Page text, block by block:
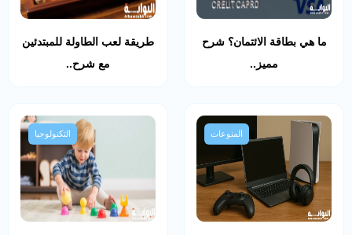
ما هي بطاقة الائتمان؟ شرح
مميز..
طريقة لعب الطاولة للمبتدئين
مع شرح..
المنوعات التكنولوجيا